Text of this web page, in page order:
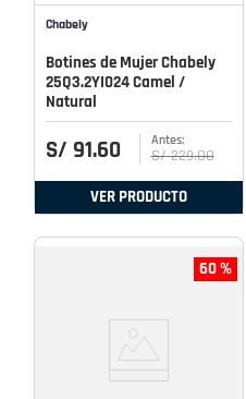
Chabely
Botines de Mujer Chabely
25Q3.2YI024 Camel /
Natural
S/ 91.60 S/ 229.00
VER PRODUCTO
60 %